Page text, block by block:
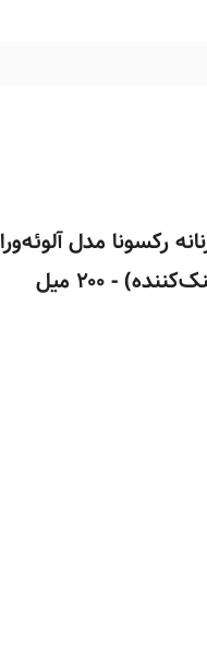
رکسونا مدل آلوئه‌ورا
- ۲۰۰ میل